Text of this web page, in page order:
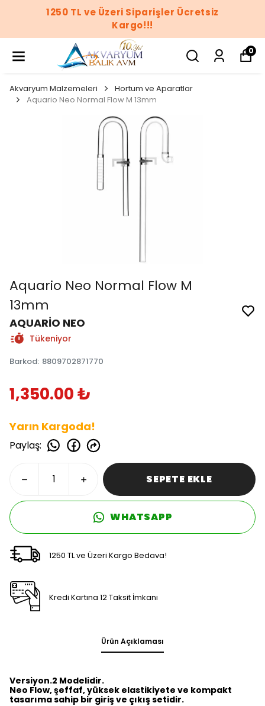
1250 TL ve Üzeri
0
Akvaryum Malzemeleri
Hortum ve Aparatlar
Aquario Neo Normal Flow M 13mm
Aquario Neo Normal Flow M
13mm
AQUARİO NEO
Tükeniyor
Barkod: 8809702871770
1,350.00 ₺
Yarın Kargoda!
Paylaş:
SEPETE EKLE
WHATSAPP
1250 TL ve Üzeri Kargo Bedava!
Kredi Kartına 12 Taksit İmkanı
Ürün Açıklaması
Versiyon.2 Modelidir.
Neo Flow, şeffaf, yüksek elastikiyete ve kompakt
tasarıma sahip bir giriş ve çıkış setidir.